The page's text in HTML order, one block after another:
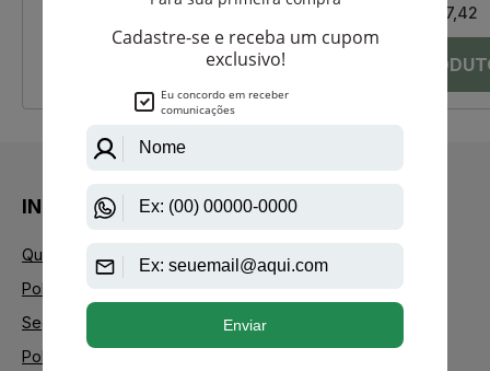
R$ 47,42
INSTITUCIONAL
Quem Somos
Política de Privacidade
Segurança
Política de Troca